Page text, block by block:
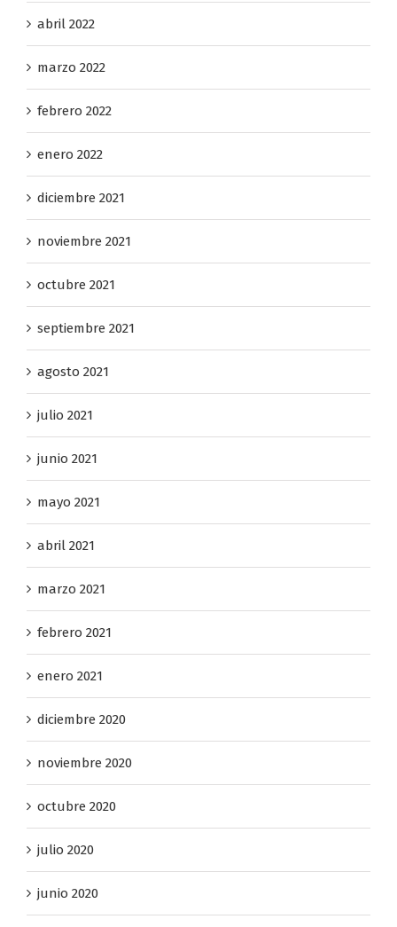
abril 2022
marzo 2022
febrero 2022
enero 2022
diciembre 2021
noviembre 2021
octubre 2021
septiembre 2021
agosto 2021
julio 2021
junio 2021
mayo 2021
abril 2021
marzo 2021
febrero 2021
enero 2021
diciembre 2020
noviembre 2020
octubre 2020
julio 2020
junio 2020